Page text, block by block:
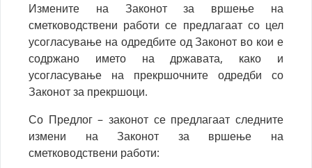
Измените на Законот за вршење на
сметководствени работи се предлагаат со цел
усогласување на одредбите од Законот во кои е
содржано името на државата, како и
усогласување на прекршочните одредби со
Законот за прекршоци.
Со Предлог – законот се предлагаат следните
измени на Законот за вршење на
сметководствени работи: